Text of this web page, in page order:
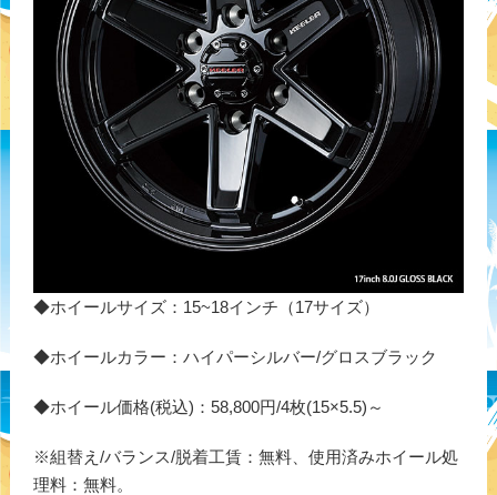
◆ホイールサイズ：15~18インチ（17サイズ）
◆ホイールカラー：ハイパーシルバー/グロスブラック
◆ホイール価格(税込)：58,800円/4枚(15×5.5)～
※組替え/バランス/脱着工賃：無料、使用済みホイール処
理料：無料。